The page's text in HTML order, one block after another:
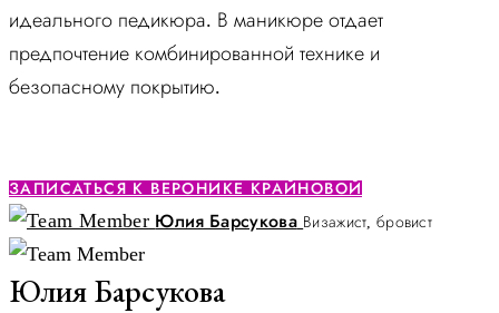
идеального педикюра. В маникюре отдает
предпочтение комбинированной технике и
безопасному покрытию.
ЗАПИСАТЬСЯ К ВЕРОНИКЕ КРАЙНОВОЙ
Юлия Барсукова Визажист, бровист
Юлия Барсукова